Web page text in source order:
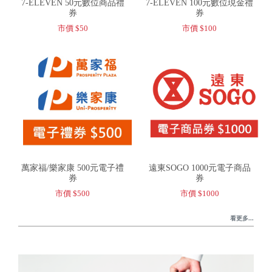
7-ELEVEN 50元數位商品禮
券
市價 $50
7-ELEVEN 100元數位現金禮
券
市價 $100
萬家福/樂家康 500元電子禮
券
市價 $500
遠東SOGO 1000元電子商品
券
市價 $1000
看更多...